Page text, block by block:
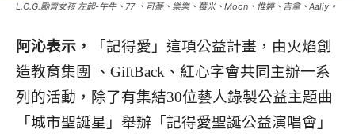
L.C.G.勵齊女孩 左起-牛牛、77 、可蕎、樂樂、莓米、Moon、惟婷、吉拿、Aaliy。
阿沁表示，
「記得愛」這項公益計畫，由火焰創
造教育集團 、GiftBack、紅心字會共同主辦一系
列的活動，除了有集結30位藝人錄製公益主題曲
「城市聖誕星」舉辦「記得愛聖誕公益演唱會」